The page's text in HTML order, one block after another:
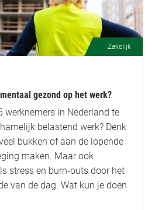
Zakelijk
gezond op het werk?
werknemers in Nederland te
belastend werk? Denk
bukken of aan de lopende
maken. Maar ook
stress en burn-outs door het
van de dag. Wat kun je doen